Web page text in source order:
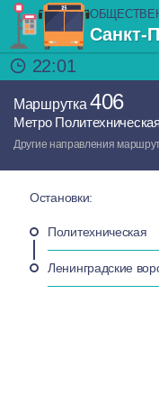
Санкт-
22:01
Маршрутка 406
Метро
Другие направления
Остановки:
Политехническая
Ленинградские